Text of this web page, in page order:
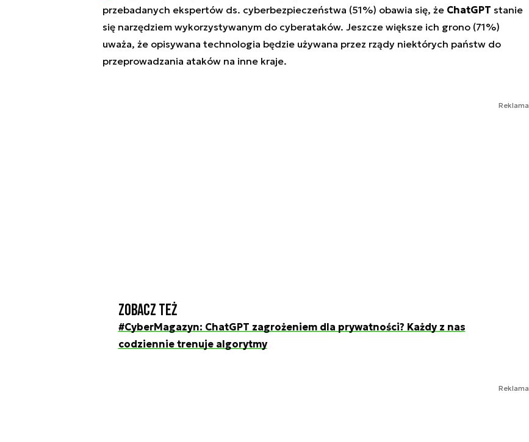
przebadanych ekspertów ds. cyberbezpieczeństwa (51%) obawia się, że ChatGPT stanie
się narzędziem wykorzystywanym do cyberataków. Jeszcze większe ich grono (71%)
uważa, że opisywana technologia będzie używana przez rządy niektórych państw do
przeprowadzania ataków na inne kraje.
Reklama
Zobacz też
#CyberMagazyn: ChatGPT zagrożeniem dla prywatności? Każdy z nas
codziennie trenuje algorytmy
Reklama